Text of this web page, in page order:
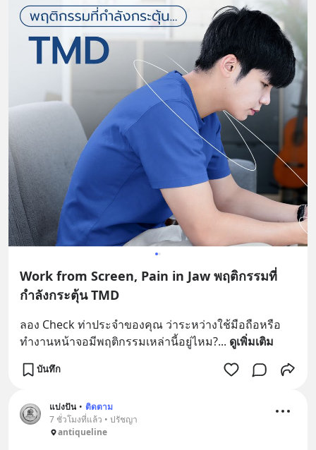
Work from Screen, Pain in Jaw พฤติกรรมที่
กำลังกระตุ้น TMD
ลอง Check ท่าประจำของคุณ ว่าระหว่างใช้มือถือหรือ
ทำงานหน้าจอมีพฤติกรรมเหล่านี้อยู่ไหม?... ดูเพิ่มเติม
บันทึก
แบ่งปัน • ติดตาม
7 ชั่วโมงที่แล้ว • ปรัชญา
antiqueline